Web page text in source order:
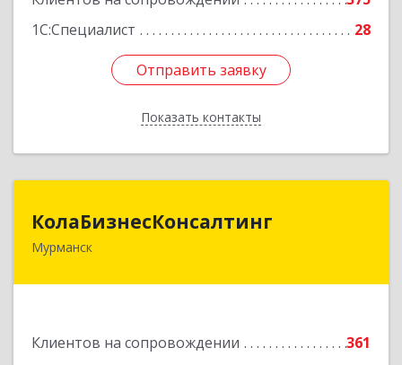
1С:Специалист
28
Отправить заявку
Показать контакты
Отправить заявку
Назад
КолаБизнесКонсалтинг
Мурманск
Клиентов на сопровождении 361